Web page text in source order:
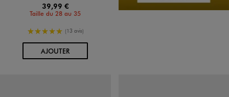
39,99 €
Taille du 28 au 35
5/5 de moyenne
(13 avis)
AJOUTERAU PANIER